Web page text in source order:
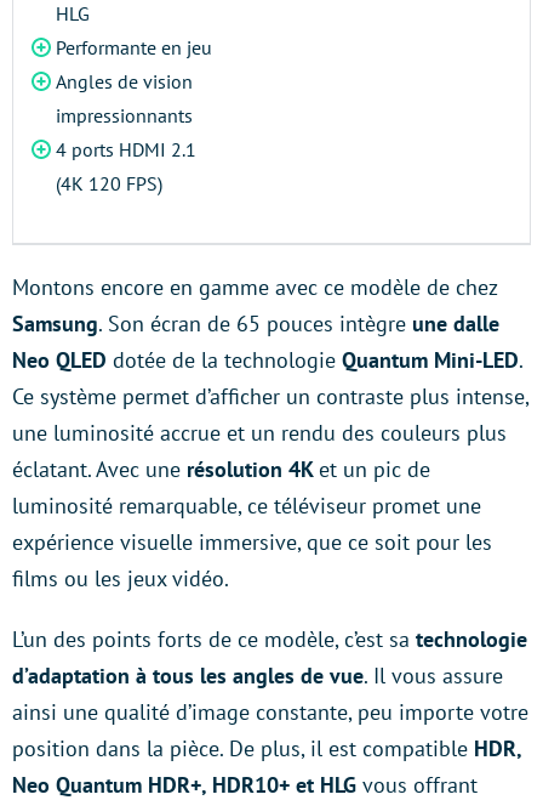
HLG
Performante en jeu
Angles de vision
impressionnants
4 ports HDMI 2.1
(4K 120 FPS)
Montons encore en gamme avec ce modèle de chez
Samsung. Son écran de 65 pouces intègre une dalle
Neo QLED dotée de la technologie Quantum Mini-LED.
Ce système permet d’afficher un contraste plus intense,
une luminosité accrue et un rendu des couleurs plus
éclatant. Avec une résolution 4Ket un pic de
luminosité remarquable, ce téléviseur promet une
expérience visuelle immersive, que ce soit pour les
films ou les jeux vidéo.
L’un des points forts de ce modèle, c’est sa technologie
d’adaptation à tous les angles de vue. Il vous assure
ainsi une qualité d’image constante, peu importe votre
position dans la pièce. De plus, il est compatible HDR,
Neo Quantum HDR+, HDR10+ et HLG vous offrant